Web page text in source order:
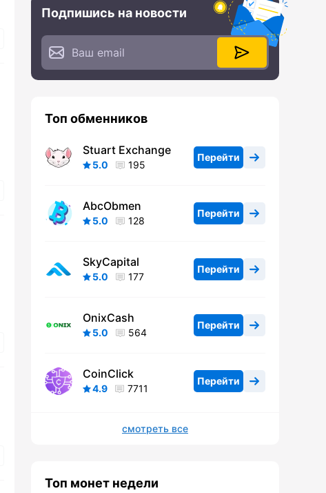
Подпишись на новости
Топ обменников
Stuart Exchange
5.0 195
Перейти
AbcObmen
5.0 128
Перейти
SkyCapital
5.0 177
Перейти
OnixCash
5.0 564
Перейти
CoinClick
4.9 7711
Перейти
смотреть все
Топ монет недели